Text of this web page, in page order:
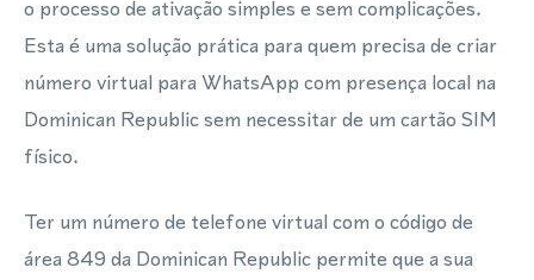
o processo de ativação simples e sem complicações.
Esta é uma solução prática para quem precisa de criar
número virtual para WhatsApp com presença local na
Dominican Republic sem necessitar de um cartão SIM
físico.
Ter um número de telefone virtual com o código de
área 849 da Dominican Republic permite que a sua